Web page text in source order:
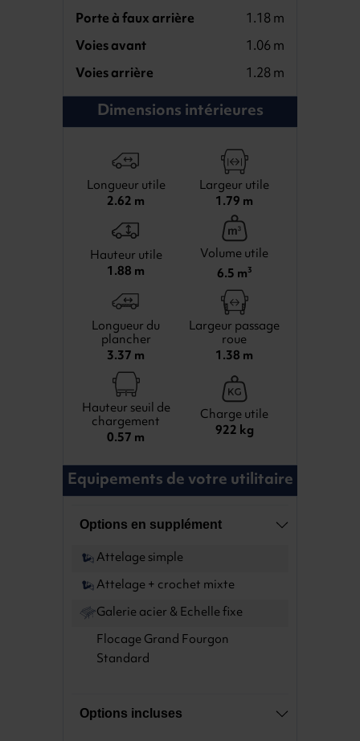
Porte à faux arrière
1.18 m
Voies avant
1.06 m
Voies arrière
1.28 m
Dimensions intérieures
Longueur utile
2.62 m
Largeur utile
1.79 m
Hauteur utile
1.88 m
Volume utile
6.5 m3
Longueur du
plancher
3.37 m
Largeur passage
roue
1.38 m
Hauteur seuil de
chargement
0.57 m
Charge utile
922 kg
Equipements de votre utilitaire
Options en supplément
Attelage simple
Attelage + crochet mixte
Galerie acier & Echelle fixe
Flocage Grand Fourgon
Standard
Options incluses